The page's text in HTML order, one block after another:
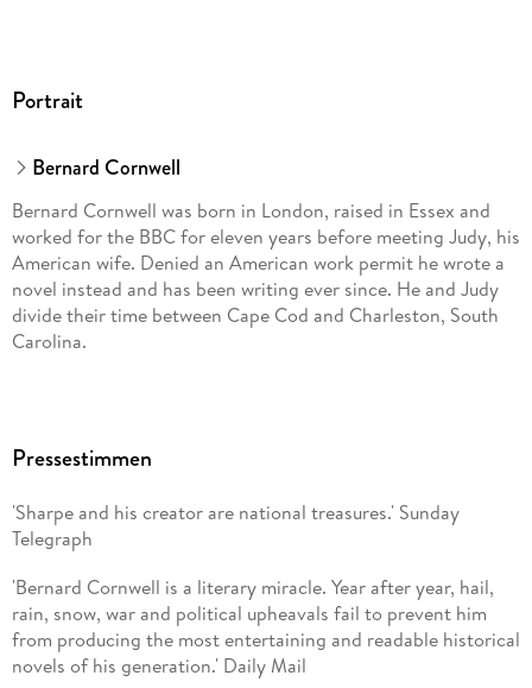
Portrait
Bernard Cornwell
Bernard Cornwell was born in London, raised in Essex and
worked for the BBC for eleven years before meeting Judy, his
American wife. Denied an American work permit he wrote a
novel instead and has been writing ever since. He and Judy
divide their time between Cape Cod and Charleston, South
Carolina.
Pressestimmen
'Sharpe and his creator are national treasures.' Sunday
Telegraph
'Bernard Cornwell is a literary miracle. Year after year, hail,
rain, snow, war and political upheavals fail to prevent him
from producing the most entertaining and readable historical
novels of his generation.' Daily Mail